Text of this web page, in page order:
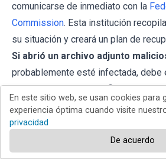
comunicarse de inmediato con la
Commission. Esta institución
su situación y creará un plan de
Si abrió un archivo adjunto
probablemente esté infectada, debe
aplicación antivirus confiable. Para
utilizarCombo Cleaner Antivirus
Ayude a otros usuarios de Internet:
Anti-Phishing Working
Crime Complaint Center,National
En este sitio web, se usan cookies para
experiencia óptima cuando visite
privacidad
De acuerdo